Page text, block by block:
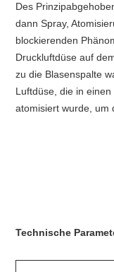
Des
dann Spray,
blockierenden
Druckluftdüse auf
zu die Blasenspalte
Luftdüse, die in
atomisiert wurde, um
Technische